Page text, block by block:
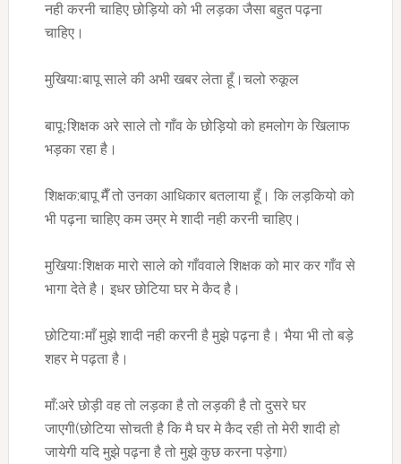
नही करनी चाहिए छोड़ियो को भी लड़का जैसा बहुत पढ़ना
चाहिए।
मुखियाःबापू साले की अभी खबर लेता हूँ।चलो रुकूल
बापूःशिक्षक अरे साले तो गाँव के छोड़ियो को हमलोग के खिलाफ
भड़का रहा है।
शिक्षक:बापू मैँ तो उनका आधिकार बतलाया हूँ। कि लड़कियो को
भी पढ़ना चाहिए कम उम्र मे शादी नही करनी चाहिए।
मुखियाःशिक्षक मारो साले को गाँववाले शिक्षक को मार कर गाँव से
भागा देते है। इधर छोटिया घर मे कैद है।
छोटियाःमाँ मुझे शादी नही करनी है मुझे पढ़ना है। भैया भी तो बड़े
शहर मे पढ़ता है।
माँ:अरे छोड़ी वह तो लड़का है तो लड़की है तो दुसरे घर
जाएगी(छोटिया सोचती है कि मै घर मे कैद रही तो मेरी शादी हो
जायेगी यदि मुझे पढ़ना है तो मुझे कुछ करना पड़ेगा)